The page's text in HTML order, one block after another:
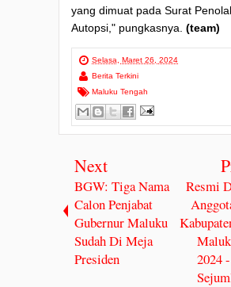
yang dimuat pada Surat
Autopsi," pungkasnya. (team)
Selasa, Maret 26, 2024
Berita Terkini
Maluku Tengah
Next
BGW: Tiga Nama
Calon Penjabat
Gubernur Maluku
Sudah Di Meja
Presiden
Resmi
2024